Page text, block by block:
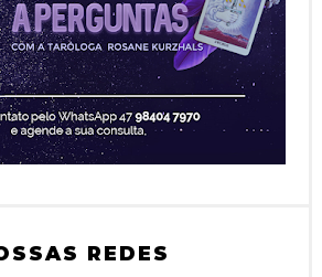
REDES